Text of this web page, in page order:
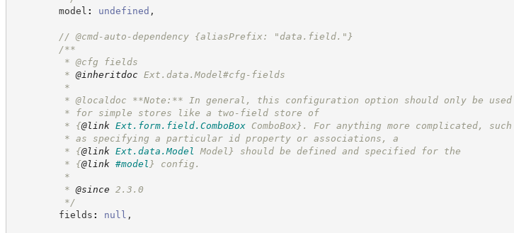
model : undefined ,
// @cmd-auto-dependency {aliasPrefix: "data.field."}
/**
* @cfg fields
* @inheritdoc Ext.data.Model#cfg-fields
*
* @localdoc **Note:** In general, this configuration option should only be used
* for simple stores like a two-field store of
* {@link Ext.form.field.ComboBox ComboBox} . For anything more complicated, such
* as specifying a particular id property or associations, a
* {@link Ext.data.Model Model} should be defined and specified for the
* {@link #model } config.
*
* @since 2.3.0
*/
fields : null ,